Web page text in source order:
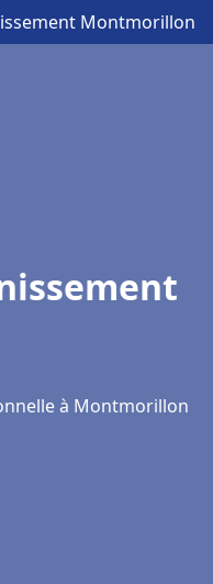
Montmorillon
à Montmorillon